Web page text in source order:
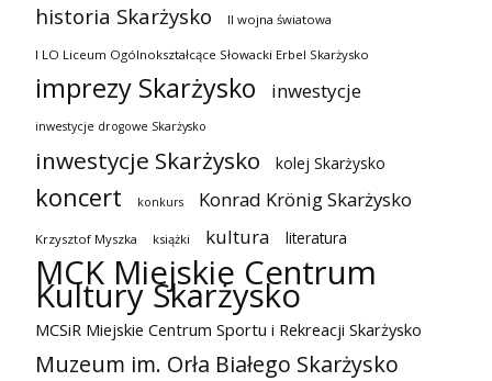
historia Skarżysko II wojna światowa
I LO Liceum Ogólnokształcące Słowacki Erbel Skarżysko
imprezy Skarżysko inwestycje
inwestycje drogowe Skarżysko
inwestycje Skarżysko kolej Skarżysko
koncert konkurs Konrad Krönig Skarżysko
Krzysztof Myszka książki kultura literatura
MCK Miejskie Centrum
Kultury Skarżysko
MCSiR Miejskie Centrum Sportu i Rekreacji Skarżysko
Muzeum im. Orła Białego Skarżysko